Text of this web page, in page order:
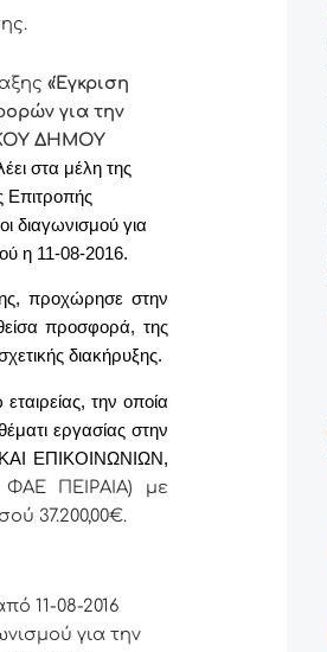
«Έγκριση
για την
ΔΗΜΟΥ
στα μέλη της
Επιτροπής
διαγωνισμού για
η 11-08-2016.
προχώρησε στην
προσφορά, της
διακήρυξης.
την οποία
εργασίας στην
ΕΠΙΚΟΙΝΩΝΙΩΝ,
ΦΑΕ ΠΕΙΡΑΙΑ) με
37.200,00€.
11-08-2016
για την